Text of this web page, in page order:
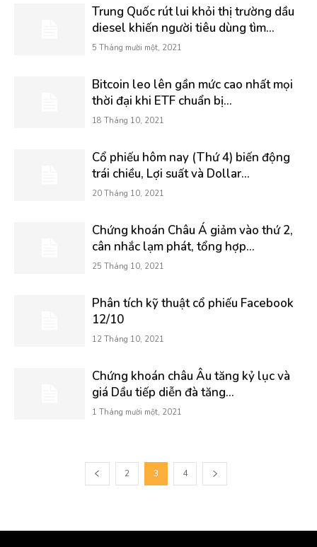
Trung Quốc rút lui khỏi thị trường dầu
diesel khiến người tiêu dùng tìm...
5 Tháng mười một, 2021
Bitcoin leo lên gần mức cao nhất mọi
thời đại khi ETF chuẩn bị...
18 Tháng 10, 2021
Cổ phiếu hôm nay (Thứ 4) biến động
trái chiều, Lợi suất và Dollar...
20 Tháng 10, 2021
Chứng khoán Châu Á giảm vào thứ 2,
cân nhắc lạm phát, tổng hợp...
25 Tháng 10, 2021
Phân tích kỹ thuật cổ phiếu Facebook
12/10
12 Tháng 10, 2021
Chứng khoán châu Âu tăng kỷ lục và
giá Dầu tiếp diễn đà tăng...
1 Tháng mười một, 2021
2 3 4